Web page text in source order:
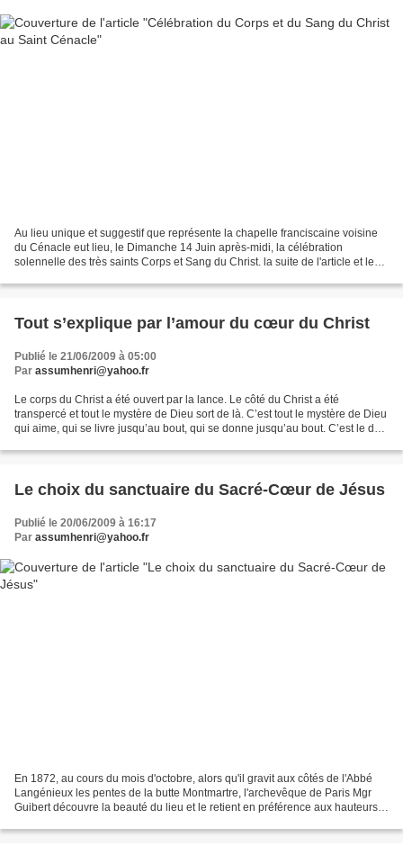
Au lieu unique et suggestif que représente la chapelle franciscaine voisine
du Cénacle eut lieu, le Dimanche 14 Juin après-midi, la célébration
solennelle des très saints Corps et Sang du Christ. la suite de l'article et le
Tout s’explique par l’amour du cœur du Christ
Publié le 21/06/2009 à 05:00
Par assumhenri@yahoo.fr
Le corps du Christ a été ouvert par la lance. Le côté du Christ a été
transpercé et tout le mystère de Dieu sort de là. C’est tout le mystère de Dieu
qui aime, qui se livre jusqu’au bout, qui se donne jusqu’au bout. C’est le don
Le choix du sanctuaire du Sacré-Cœur de Jésus
Publié le 20/06/2009 à 16:17
Par assumhenri@yahoo.fr
En 1872, au cours du mois d'octobre, alors qu'il gravit aux côtés de l'Abbé
Langénieux les pentes de la butte Montmartre, l'archevêque de Paris Mgr
Guibert découvre la beauté du lieu et le retient en préférence aux hauteurs